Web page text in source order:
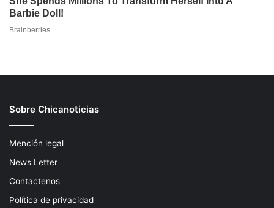
Sobre Chicanoticias
Mención legal
News Letter
Contactenos
Política de privacidad